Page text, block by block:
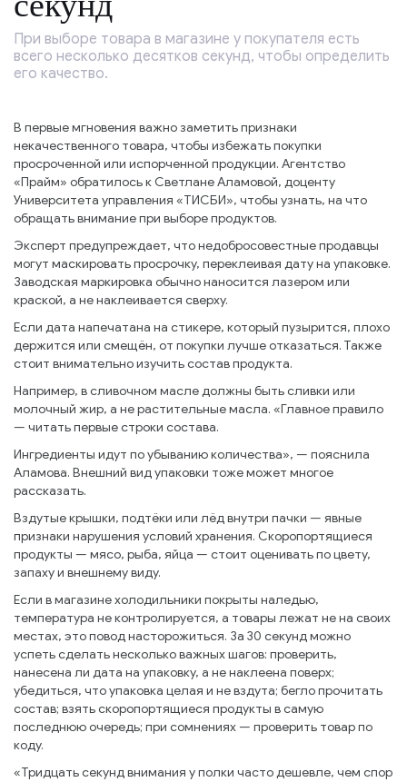
При выборе товара в магазине у покупателя есть
всего несколько десятков секунд, чтобы определить
его качество.
В первые мгновения важно заметить признаки
некачественного товара, чтобы избежать покупки
просроченной или испорченной продукции. Агентство
«Прайм» обратилось к Светлане Аламовой, доценту
Университета управления «ТИСБИ», чтобы узнать, на что
обращать внимание при выборе продуктов.
Эксперт предупреждает, что недобросовестные продавцы
могут маскировать просрочку, переклеивая дату на упаковке.
Заводская маркировка обычно наносится лазером или
краской, а не наклеивается сверху.
Если дата напечатана на стикере, который пузырится, плохо
держится или смещён, от покупки лучше отказаться. Также
стоит внимательно изучить состав продукта.
Например, в сливочном масле должны быть сливки или
молочный жир, а не растительные масла. «Главное правило
— читать первые строки состава.
Ингредиенты идут по убыванию количества», — пояснила
Аламова. Внешний вид упаковки тоже может многое
рассказать.
Вздутые крышки, подтёки или лёд внутри пачки — явные
признаки нарушения условий хранения. Скоропортящиеся
продукты — мясо, рыба, яйца — стоит оценивать по цвету,
запаху и внешнему виду.
Если в магазине холодильники покрыты наледью,
температура не контролируется, а товары лежат не на своих
местах, это повод насторожиться. За 30 секунд можно
успеть сделать несколько важных шагов: проверить,
нанесена ли дата на упаковку, а не наклеена поверх;
убедиться, что упаковка целая и не вздута; бегло прочитать
состав; взять скоропортящиеся продукты в самую
последнюю очередь; при сомнениях — проверить товар по
коду.
«Тридцать секунд внимания у полки часто дешевле, чем спор